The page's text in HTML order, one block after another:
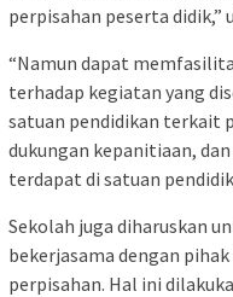
perpisahan peserta didik,”
“Namun dapat
terhadap kegiatan yang
satuan pendidikan terkait
dukungan kepanitiaan,
terdapat di satuan
Sekolah juga diharuskan
bekerjasama dengan
perpisahan. Hal ini